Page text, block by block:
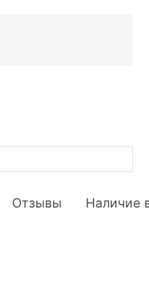
Отзывы Наличие